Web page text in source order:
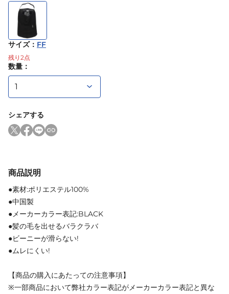
サイズ： FF
残り 2 点
数量：
シェアする
商品説明
●素材:ポリエステル100%
●中国製
●メーカーカラー表記:BLACK
●髪の毛を出せるバラクラバ
●ビーニーが滑らない!
●ムレにくい!
【商品の購入にあたっての注意事項】
※一部商品において弊社カラー表記がメーカーカラー表記と異な